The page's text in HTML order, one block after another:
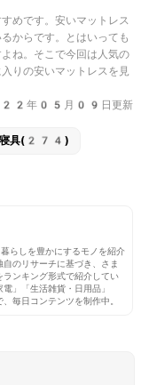
めです。安いマットレス
からです。とはいっても
ね。そこで今回は人気の
りの安いマットレスを見
年05月09日更新
寝具(274)
らしを豊かにするモノを紹介
のリサーチに基づき、さま
ンキング形式で紹介してい
」「生活雑貨・日用品」
毎日コンテンツを制作中。